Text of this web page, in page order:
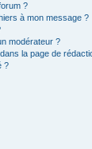
?
à mon message ?
modérateur ?
la page de
?